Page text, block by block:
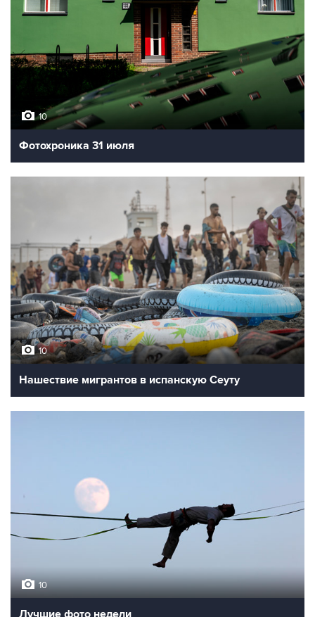
10
Фотохроника 31 июля
10
Нашествие мигрантов в испанскую Сеуту
10
Лучшие фото недели